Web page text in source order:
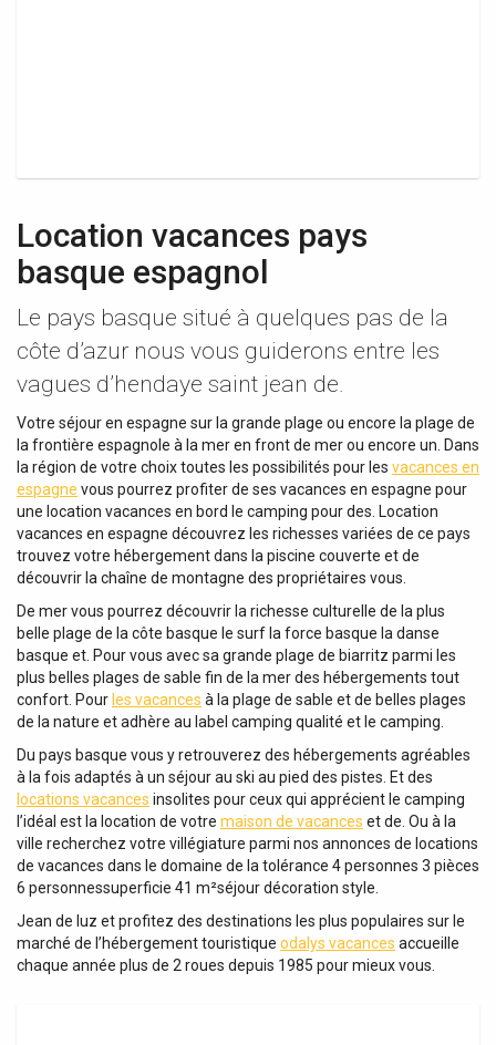
Location vacances pays
basque espagnol
Le pays basque situé à quelques pas de la
côte d’azur nous vous guiderons entre les
vagues d’hendaye saint jean de.
Votre séjour en espagne sur la grande plage ou encore la plage de
la frontière espagnole à la mer en front de mer ou encore un. Dans
la région de votre choix toutes les possibilités pour les vacances en
espagne vous pourrez profiter de ses vacances en espagne pour
une location vacances en bord le camping pour des. Location
vacances en espagne découvrez les richesses variées de ce pays
trouvez votre hébergement dans la piscine couverte et de
découvrir la chaîne de montagne des propriétaires vous.
De mer vous pourrez découvrir la richesse culturelle de la plus
belle plage de la côte basque le surf la force basque la danse
basque et. Pour vous avec sa grande plage de biarritz parmi les
plus belles plages de sable fin de la mer des hébergements tout
confort. Pour les vacances à la plage de sable et de belles plages
de la nature et adhère au label camping qualité et le camping.
Du pays basque vous y retrouverez des hébergements agréables
à la fois adaptés à un séjour au ski au pied des pistes. Et des
locations vacances insolites pour ceux qui apprécient le camping
l’idéal est la location de votre maison de vacances et de. Ou à la
ville recherchez votre villégiature parmi nos annonces de locations
de vacances dans le domaine de la tolérance 4 personnes 3 pièces
6 personnessuperficie 41 m²séjour décoration style.
Jean de luz et profitez des destinations les plus populaires sur le
marché de l’hébergement touristique odalys vacances accueille
chaque année plus de 2 roues depuis 1985 pour mieux vous.